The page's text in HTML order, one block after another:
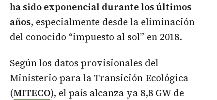
ha sido exponencial durante los últimos
años, especialmente desde la eliminación
del conocido “impuesto al sol” en 2018.
Según los datos provisionales del
Ministerio para la Transición Ecológica
(MITECO), el país alcanza ya 8,8 GW de